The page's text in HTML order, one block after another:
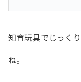
知育玩具でじっく
ね。